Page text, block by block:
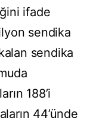
ifade
sendika
sendika
188’i
44’ünde